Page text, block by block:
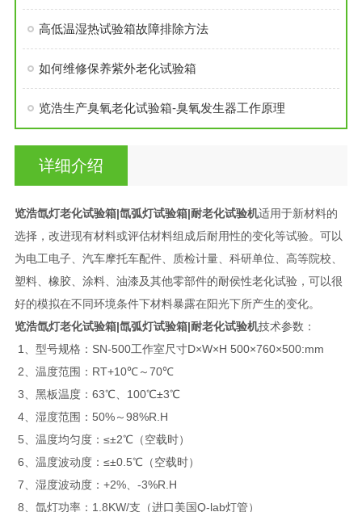
高低温湿热试验箱故障排除方法
如何维修保养紫外老化试验箱
览浩生产臭氧老化试验箱-臭氧发生器工作原理
详细介绍
览浩氙灯老化试验箱|氙弧灯试验箱|耐老化试验机适用于新材料的
选择，改进现有材料或评估材料组成后耐用性的变化等试验。可以
为电工电子、汽车摩托车配件、质检计量、科研单位、高等院校、
塑料、橡胶、涂料、油漆及其他零部件的耐侯性老化试验，可以很
好的模拟在不同环境条件下材料暴露在阳光下所产生的变化。
览浩氙灯老化试验箱|氙弧灯试验箱|耐老化试验机技术参数：
1、型号规格：SN-500工作室尺寸D×W×H 500×760×500:mm
2、温度范围：RT+10℃～70℃
3、黑板温度：63℃、100℃±3℃
4、湿度范围：50%～98%R.H
5、温度均匀度：≤±2℃（空载时）
6、温度波动度：≤±0.5℃（空载时）
7、湿度波动度：+2%、-3%R.H
8、氙灯功率：1.8KW/支（进口美国Q-lab灯管）